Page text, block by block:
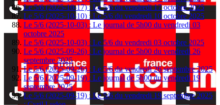
Le 5/6 (2025-10-17) : Le 5/6 du vendredi 17 octobre 2025
Le 5/6 (2025-10-10) : Le 5/6 du vendredi 10 octobre 2025
Le 5/6 (2025-10-03) : Le journal de 5h00 du vendredi 03
octobre 2025
Le 5/6 (2025-10-03) : Le 5/6 du vendredi 03 octobre 2025
Le 5/6 (2025-09-26) : Le journal de 5h00 du vendredi 26
septembre 2025
Le 5/6 (2025-09-26) : Le 5/6 du vendredi 26 septembre 2025
Le 5/6 (2025-09-19) : Le journal de 5h00 du vendredi 19
septembre 2025
Le 5/6 (2025-09-19) : Le 5/6 du vendredi 19 septembre 2025